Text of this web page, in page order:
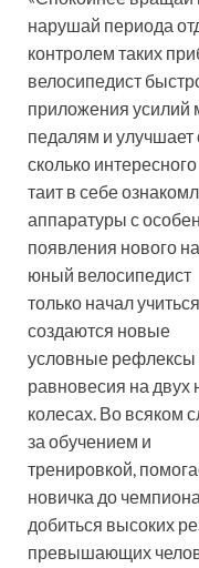
нарушай периода
контролем таких
велосипедист
приложения усилий
педалям и улучшает
сколько интересного
таит в себе
аппаратуры с
появления нового
юный велосипедист
только начал
создаются новые
условные
равновесия на двух
колесах. Во всяком
за обучением и
тренировкой,
новичка до
добиться высоких
превышающих